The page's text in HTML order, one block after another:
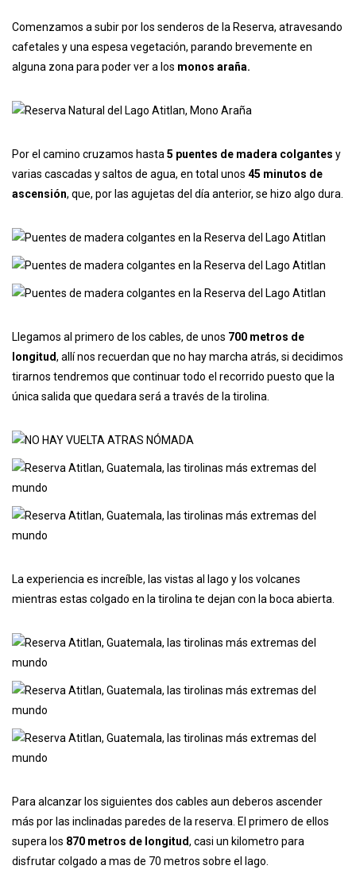
Comenzamos a subir por los senderos de la Reserva, atravesando
cafetales y una espesa vegetación, parando brevemente en
alguna zona para poder ver a los monos araña.
Por el camino cruzamos hasta 5 puentes de madera colgantes y
varias cascadas y saltos de agua, en total unos 45 minutos de
ascensión, que, por las agujetas del día anterior, se hizo algo dura.
Llegamos al primero de los cables, de unos 700 metros de
longitud, allí nos recuerdan que no hay marcha atrás, si decidimos
tirarnos tendremos que continuar todo el recorrido puesto que la
única salida que quedara será a través de la tirolina.
La experiencia es increíble, las vistas al lago y los volcanes
mientras estas colgado en la tirolina te dejan con la boca abierta.
Para alcanzar los siguientes dos cables aun deberos ascender
más por las inclinadas paredes de la reserva. El primero de ellos
supera los 870 metros de longitud, casi un kilometro para
disfrutar colgado a mas de 70 metros sobre el lago.